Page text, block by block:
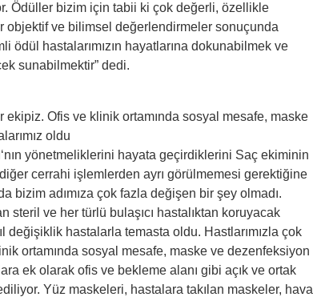
Ödüller bizim için tabii ki çok değerli, özellikle
objektif ve bilimsel değerlendirmeler sonuçunda
ödül hastalarımızın hayatlarına dokunabilmek ve
sunabilmektir” dedi.
ekipiz. Ofis ve klinik ortamında sosyal mesafe, maske
oldu
yönetmeliklerini hayata geçirdiklerini Saç ekiminin
cerrahi işlemlerden ayrı görülmemesi gerektiğine
bizim adımıza çok fazla değişen bir şey olmadı.
steril ve her türlü bulaşıcı hastalıktan koruyacak
değişiklik hastalarla temasta oldu. Hastlarımızla çok
ortamında sosyal mesafe, maske ve dezenfeksiyon
ek olarak ofis ve bekleme alanı gibi açık ve ortak
Yüz maskeleri, hastalara takılan maskeler, hava